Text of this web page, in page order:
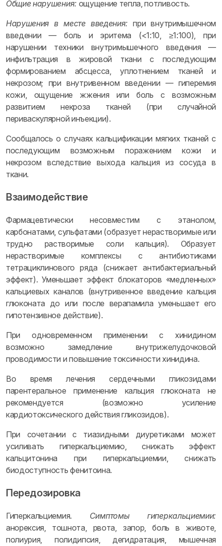
Общие нарушения: ощущение тепла, потливость.
Нарушения в месте введения: при внутримышечном
введении — боль и эритема (<1:10, ≥1:100), при
нарушении техники внутримышечного введения —
инфильтрация в жировой ткани с последующим
формированием абсцесса, уплотнением тканей и
некрозом; при внутривенном введении — гиперемия
кожи, ощущение жжения или боль с возможным
развитием некроза тканей (при случайной
периваскулярной инъекции).
Сообщалось о случаях кальцификации мягких тканей с
последующим возможным поражением кожи и
некрозом вследствие выхода кальция из сосуда в
ткани.
Взаимодействие
Фармацевтически несовместим с этанолом,
карбонатами, сульфатами (образует нерастворимые или
трудно растворимые соли кальция). Образует
нерастворимые комплексы с антибиотиками
тетрациклинового ряда (снижает антибактериальный
эффект). Уменьшает эффект блокаторов «медленных»
кальциевых каналов (внутривенное введение кальция
глюконата до или после верапамила уменьшает его
гипотензивное действие).
При одновременном применении с хинидином
возможно замедление внутрижелудочковой
проводимости и повышение токсичности хинидина.
Во время лечения сердечными гликозидами
парентеральное применение кальция глюконата не
рекомендуется (возможно усиление
кардиотоксического действия гликозидов).
При сочетании с тиазидными диуретиками может
усиливать гиперкальциемию, снижать эффект
кальцитонина при гиперкальциемии, снижать
биодоступность фенитоина.
Передозировка
Гиперкальциемия. Симптомы гиперкальциемии:
анорексия, тошнота, рвота, запор, боль в животе,
полиурия, полидипсия, дегидратация, мышечная